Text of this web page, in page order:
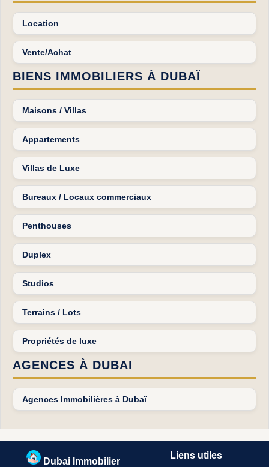
Location
Vente/Achat
BIENS IMMOBILIERS À DUBAÏ
Maisons / Villas
Appartements
Villas de Luxe
Bureaux / Locaux commerciaux
Penthouses
Duplex
Studios
Terrains / Lots
Propriétés de luxe
AGENCES À DUBAI
Agences Immobilières à Dubaï
Dubai Immobilier
Liens utiles